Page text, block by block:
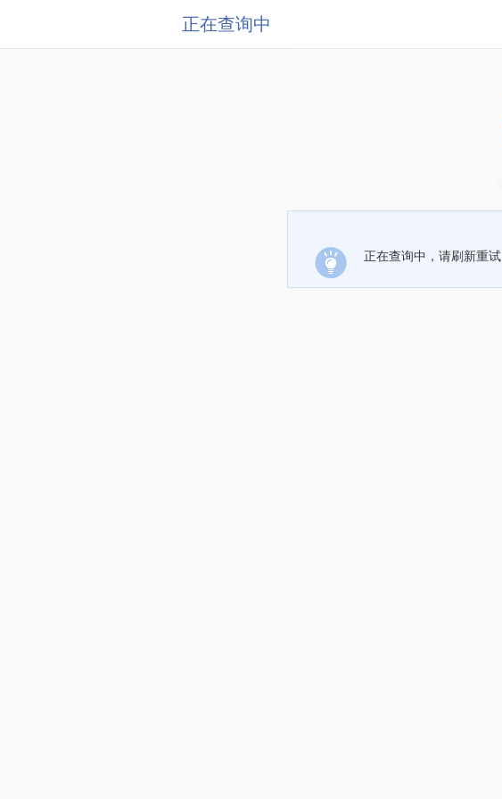
正在查询中
正在查询中，请刷新重试